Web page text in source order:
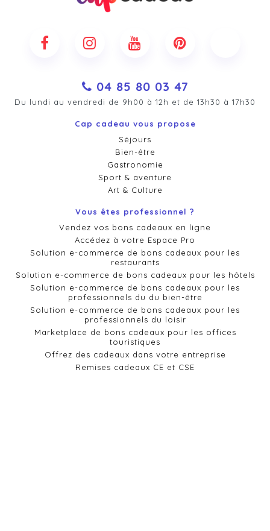
04 85 80 03 47
Du lundi au vendredi de 9h00 à 12h et de 13h30 à 17h30
Cap cadeau vous propose
Séjours
Bien-être
Gastronomie
Sport & aventure
Art & Culture
Vous êtes professionnel ?
Vendez vos bons cadeaux en ligne
Accédez à votre Espace Pro
Solution e-commerce de bons cadeaux pour les
restaurants
Solution e-commerce de bons cadeaux pour les hôtels
Solution e-commerce de bons cadeaux pour les
professionnels du du bien-être
Solution e-commerce de bons cadeaux pour les
professionnels du loisir
Marketplace de bons cadeaux pour les offices
touristiques
Offrez des cadeaux dans votre entreprise
Remises cadeaux CE et CSE